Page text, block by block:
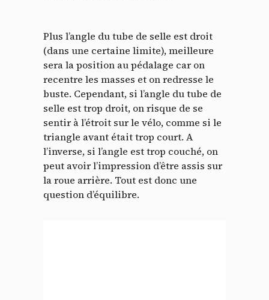
Plus l’angle du tube de selle est droit
(dans une certaine limite), meilleure
sera la position au pédalage car on
recentre les masses et on redresse le
buste. Cependant, si l’angle du tube de
selle est trop droit, on risque de se
sentir à l’étroit sur le vélo, comme si le
triangle avant était trop court. A
l’inverse, si l’angle est trop couché, on
peut avoir l’impression d’être assis sur
la roue arrière. Tout est donc une
question d’équilibre.